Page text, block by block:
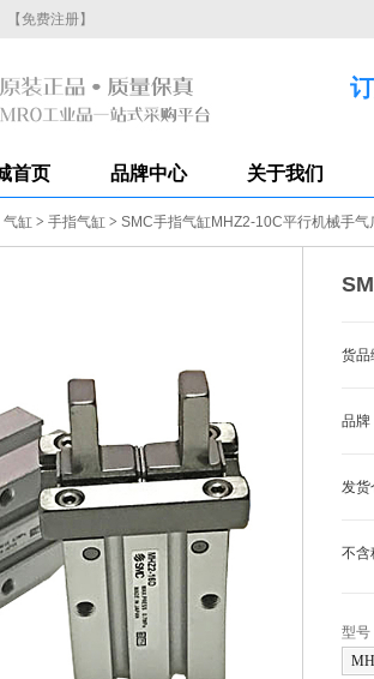
【免费注册】
订购
首页 品牌中心 关于我们
气缸 > 手指气缸 > SMC手指气缸MHZ2-10C平行机械手气
货品
品牌
发货
不含
型号